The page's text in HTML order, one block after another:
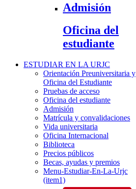
Admisión
Oficina del
estudiante
ESTUDIAR EN LA URJC
Orientación Preuniversitaria y
Oficina del Estudiante
Pruebas de acceso
Oficina del estudiante
Admisión
Matrícula y convalidaciones
Vida universitaria
Oficina Internacional
Biblioteca
Precios públicos
Becas, ayudas y premios
Menu-Estudiar-En-La-Urjc
(item1)